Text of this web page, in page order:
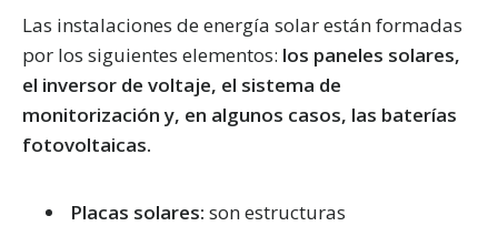
Las instalaciones de energía solar están formadas
por los siguientes elementos: los paneles solares,
el inversor de voltaje, el sistema de
monitorización y, en algunos casos, las baterías
fotovoltaicas.
Placas solares: son estructuras